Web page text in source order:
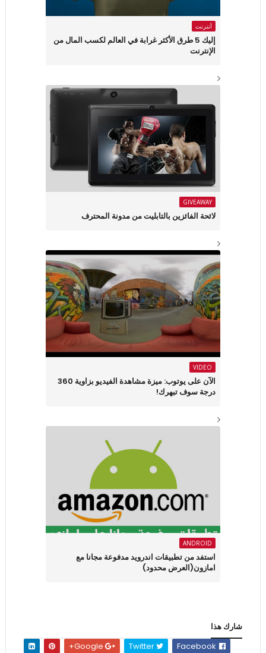
أنترنت
إليك 5 طرق الأكثر غرابة في العالم لكسب المال من
الإنترنت
GIVEAWAY
لائحة الفائزين بالتابليت من مدونة المحترف
VIDEO
الآن على يوتوب: ميزة مشاهدة الفيديو بزاوية 360
درجة سوف تبهرك!
ANDROID
استفد من تطبيقات اندرويد مدفوعة مجانا مع
امازون(العرض محدود)
شارك هذا
Twitter